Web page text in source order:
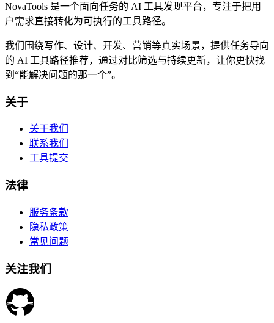
NovaTools 是一个面向任务的 AI 工具发现平台，专注于把用
户需求直接转化为可执行的工具路径。
我们围绕写作、设计、开发、营销等真实场景，提供任务导向
的 AI 工具路径推荐，通过对比筛选与持续更新，让你更快找
到“能解决问题的那一个”。
关于
关于我们
联系我们
工具提交
法律
服务条款
隐私政策
常见问题
关注我们